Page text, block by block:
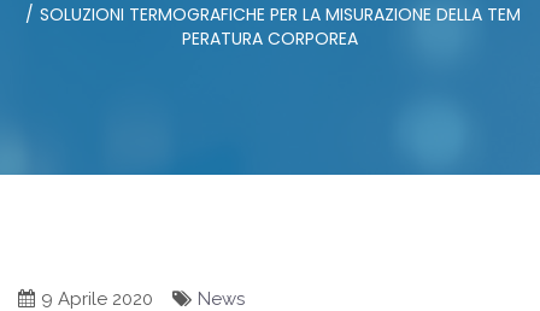
SOLUZIONI TERMOGRAFICHE PER LA MISURAZIONE DELLA TEM
PERATURA CORPOREA
9 Aprile 2020 News